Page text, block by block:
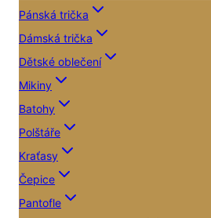
Pánská trička
Dámská trička
Dětské oblečení
Mikiny
Batohy
Polštáře
Kraťasy
Čepice
Pantofle